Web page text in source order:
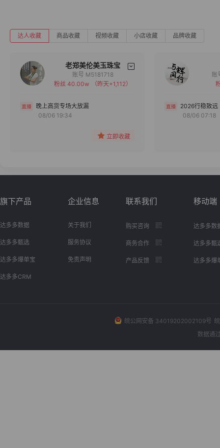
达人收藏 商品收藏 视频收藏 小店收藏 品牌收藏
老郑美伦美玉珠宝
备注
分组
账号 M5181718
粉丝 40.00w
（昨天+1,112）
晚上高货专场大放漏
08/06 19:34
立即收藏
2026行稳致远
08/06 07:18
旗下产品
达多多数据
达多多甄选
达多多爆单宝
达多多CRM
企业信息
关于我们
服务协议
免责声明
联系我们
购买咨询
商务合作
产品反馈
移动端
达多多数
达多多甄
达多多爆
皖公网安备 34019202002109号
数据通